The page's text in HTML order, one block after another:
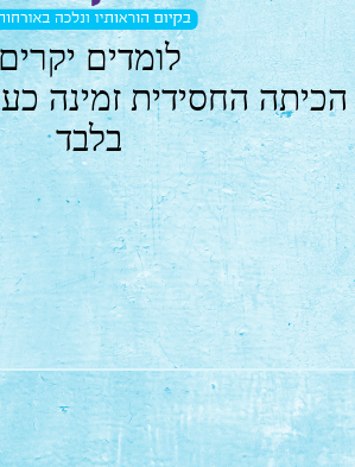
לומדים
הכיתה החסידית זמינה
בלבד